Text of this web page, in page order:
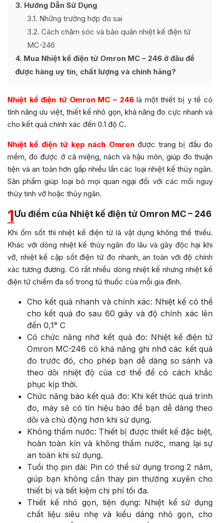
3 Hướng Dẫn Sử Dụng
3.1 Những trường hợp đo sai
3.2 Cách chăm sóc và bảo quản nhiệt kế điện tử
MC-246
4 Mua Nhiệt kế điện tử Omron MC – 246 ở đâu để
được hàng uy tín, chất lượng và chính hãng?
Nhiệt kế điện tử Omron MC – 246là một thiết bị y tế có
tính năng ưu việt, thiết kế nhỏ gọn, khả năng đo cực nhanh và
cho kết quả chính xác đến 0.1 độ C.
Nhiệt kế điện tử kẹp nách Omronđược trang bị đầu đo
mềm, đo được ở cả miệng, nách và hậu môn, giúp đo thuận
tiện và an toàn hơn gấp nhiều lần các loại nhiệt kế thủy ngân.
Sản phẩm giúp loại bỏ mọi quan ngại đối với các mối nguy
thủy tinh vỡ hoặc thủy ngân.
1Ưu điểm của Nhiệt kế điện tử Omron MC – 246
Khi ốm sốt thì nhiệt kế điện tử là vật dụng không thể thiếu.
Khác với dòng nhiệt kế thủy ngân đo lâu và gây độc hại khi
vỡ, nhiệt kế cặp sốt điện tử đo nhanh, an toàn với độ chính
xác tương đương. Có rất nhiều dòng nhiệt kế nhưng nhiệt kế
điện tử chiếm đa số trong tủ thuốc của mỗi gia đình.
Cho kết quả nhanh và chính xác: Nhiệt kế có thể
cho kết quả đo sau 60 giây và độ chính xác lên
đến 0,1° C
Có chức năng nhớ kết quả đo: Nhiệt kế điện tử
Omron MC-246 có khả năng ghi nhớ các kết quả
đo trước đó, cho phép bạn dễ dàng so sánh và
theo dõi nhiệt độ của cơ thể để có cách khắc
phục kịp thời.
Chức năng báo kết quả đo: Khi kết thúc quá trình
đo, máy sẽ có tín hiệu báo để bạn dễ dàng theo
dõi và chủ động hơn khi sử dụng.
Không thấm nước: Thiết bị được thiết kế đặc biệt,
hoàn toàn kín và không thấm nước, mang lại sự
an toàn khi sử dụng.
Tuổi thọ pin dài: Pin có thể sử dụng trong 2 năm,
giúp bạn không cần thay pin thường xuyên cho
thiết bị và tiết kiệm chi phí tối đa.
Thiết kế nhỏ gọn, tiện dụng: Nhiệt kế sử dụng
chất liệu siêu nhẹ và kiểu dáng nhỏ gọn, cho